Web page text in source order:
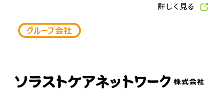
詳しく見る